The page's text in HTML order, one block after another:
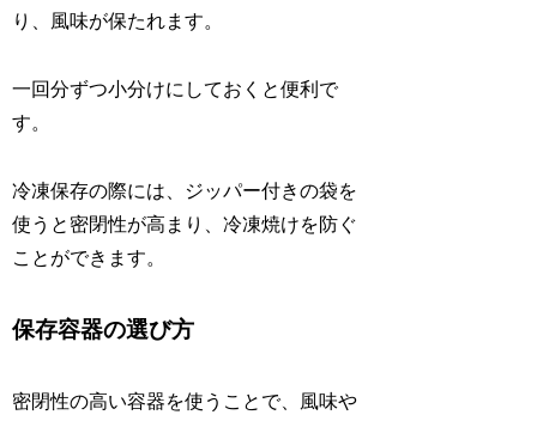
り、風味が保たれます。
一回分ずつ小分けにしておくと便利で
す。
冷凍保存の際には、ジッパー付きの袋を
使うと密閉性が高まり、冷凍焼けを防ぐ
ことができます。
保存容器の選び方
密閉性の高い容器を使うことで、風味や